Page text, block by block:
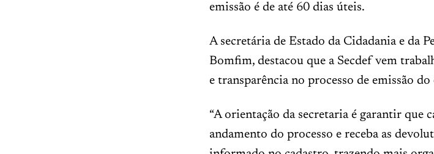
emissão é de até 60 dias úteis.
A secretária de Estado da Cidadania e da
Bomfim, destacou que a Secdef vem
e transparência no processo de emissão do
“A orientação da secretaria é garantir que
andamento do processo e receba as